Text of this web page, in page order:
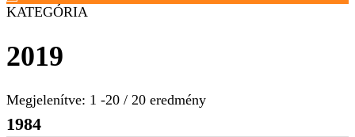
KATEGÓRIA
2019
Megjelenítve: 1 -20 / 20 eredmény
1984